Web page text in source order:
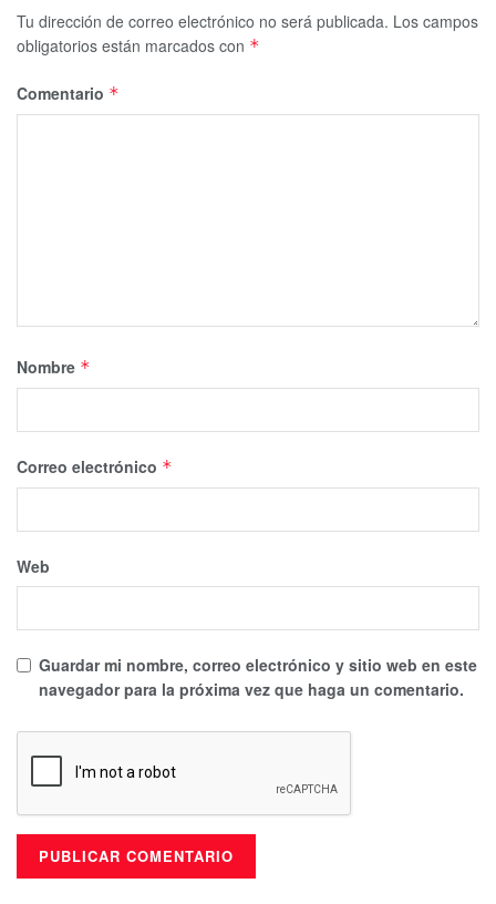
Tu dirección de correo electrónico no será publicada. Los campos
obligatorios están marcados con *
Comentario *
Nombre *
Correo electrónico *
Web
Guardar mi nombre, correo electrónico y sitio web en este
navegador para la próxima vez que haga un comentario.